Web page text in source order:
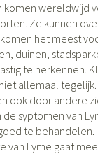
komen wereldwijd
Ze kunnen
het meest
duinen,
te herkennen.
allemaal
ook door andere
de syptomen van
te behandelen.
van Lyme gaat